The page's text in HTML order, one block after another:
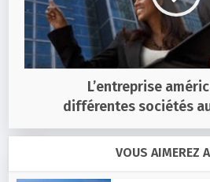
L’entreprise
différentes sociétés
VOUS AIMEREZ